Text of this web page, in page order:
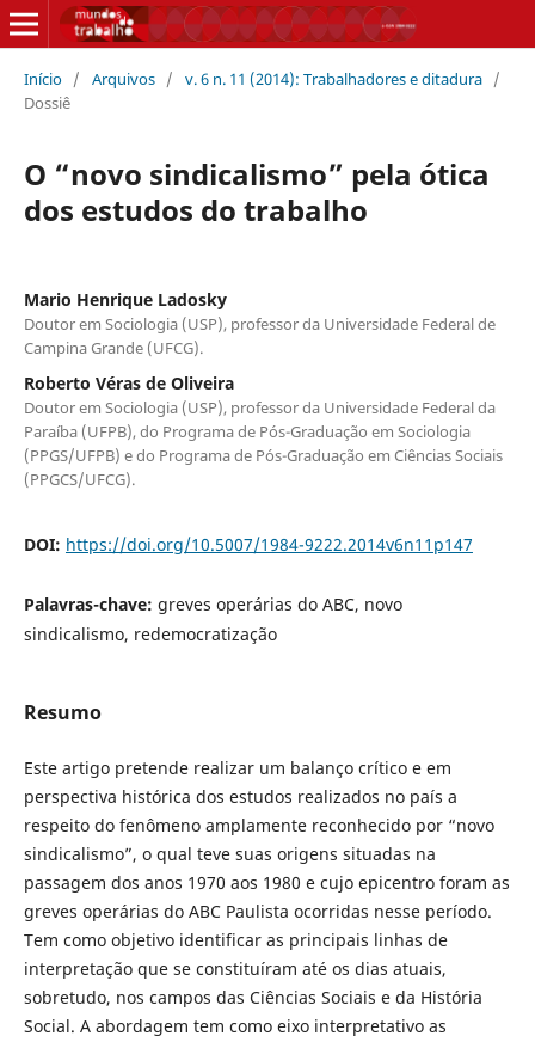
Início / Arquivos / v. 6 n. 11 (2014): Trabalhadores e ditadura /
Dossiê
O “novo sindicalismo” pela ótica
dos estudos do trabalho
Mario Henrique Ladosky
Doutor em Sociologia (USP), professor da Universidade Federal de
Campina Grande (UFCG).
Roberto Véras de Oliveira
Doutor em Sociologia (USP), professor da Universidade Federal da
Paraíba (UFPB), do Programa de Pós-Graduação em Sociologia
(PPGS/UFPB) e do Programa de Pós-Graduação em Ciências Sociais
(PPGCS/UFCG).
DOI: https://doi.org/10.5007/1984-9222.2014v6n11p147
Palavras-chave: greves operárias do ABC, novo
sindicalismo, redemocratização
Resumo
Este artigo pretende realizar um balanço crítico e em
perspectiva histórica dos estudos realizados no país a
respeito do fenômeno amplamente reconhecido por “novo
sindicalismo”, o qual teve suas origens situadas na
passagem dos anos 1970 aos 1980 e cujo epicentro foram as
greves operárias do ABC Paulista ocorridas nesse período.
Tem como objetivo identificar as principais linhas de
interpretação que se constituíram até os dias atuais,
sobretudo, nos campos das Ciências Sociais e da História
Social. A abordagem tem como eixo interpretativo as